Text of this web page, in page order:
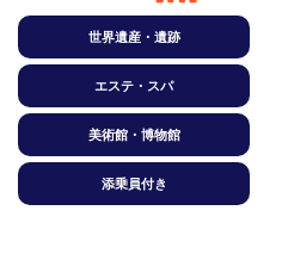
世界遺産・遺跡
エステ・スパ
美術館・博物館
添乗員付き